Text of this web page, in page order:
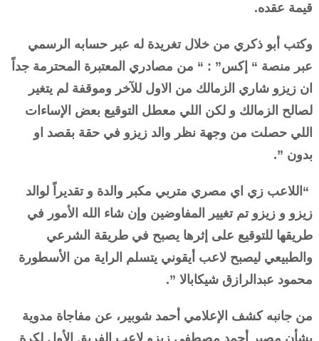
قيمة عقده.
وكتب أبو ذكري من خلال تغريدة له عبر حسابه الرسمي
عبر منصة “ إكس” : “ من مصادري المعتبرة المحترمة جداً
ان زيزو شاري الزمالك من الاول للآخر وموقفة لم يتغير
لصالح الزمالك و لكن اللي معطل التوقيع بعض الإساءات
اللي حصلت من وجهة نظر والد زيزو في حقة بقصد او
بدون ”.
“اللاعب زي اي مصري متربي مكبر والدة و تقديراً لوالد
زيزو و زيزو تم تغيير المفاوضين وإن شاء الله الأمور في
طريقها للتوقيع على إثرها يصبح في طريقة الشرعي
والطبيعي ليصبح لاعب أيقوني يتسلم الراية من الأسطورة
محمود عبدالرازق شيكابالا ”.
من جانبه كشف الإعلامي أحمد شوبير، عن مفاجاة مدوية
بشأن مصير أحمد مصطفى زيزو لاعب الفريق الأول لكرة